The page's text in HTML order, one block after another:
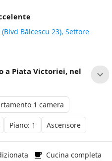
Bălcescu 23), Settore
a Piata Victoriei, nel
1 camera
Piano: 1 Ascensore
Cucina completa